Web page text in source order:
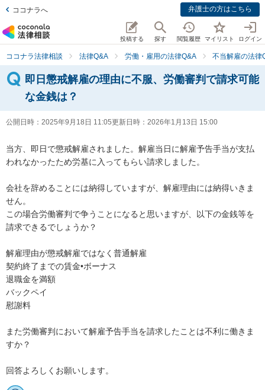
ココナラへ 弁護士の方はこちら
投稿する 探す 閲覧履歴 マイリスト ログイン
ココナラ法律相談 法律Q&A 労働・雇用の法律Q&A 不当解雇の法律
即日懲戒解雇の理由に不服、労働審判で請求可能
な金銭は？
公開日時： 2025年9月18日 11:05更新日時： 2026年1月13日 15:00
当方、即日で懲戒解雇されました。解雇当日に解雇予告手当が支払
われなかったため労基に入ってもらい請求しました。
会社を辞めることには納得していますが、解雇理由には納得いきま
せん。
この場合労働審判で争うことになると思いますが、以下の金銭等を
請求できるでしょうか？
解雇理由が懲戒解雇ではなく普通解雇
契約終了までの賃金•ボーナス
退職金を満額
バックペイ
慰謝料
また労働審判において解雇予告手当を請求したことは不利に働きま
すか？
回答よろしくお願いします。